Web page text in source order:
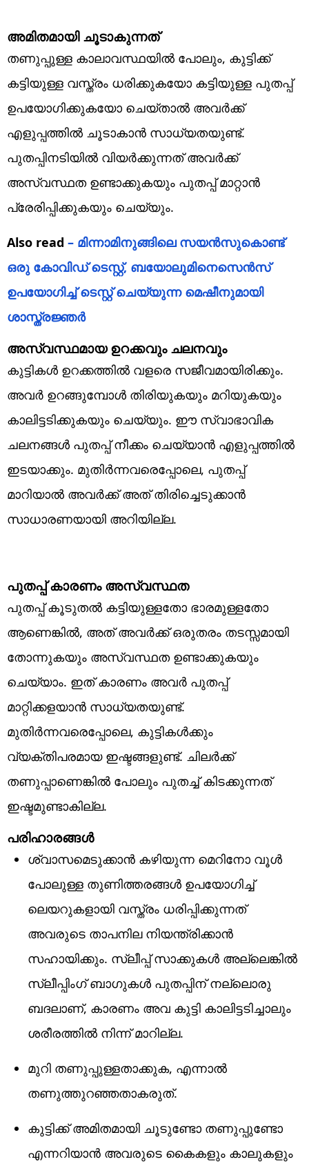
അമിതമായി ചൂടാകുന്നത്
തണുപ്പുള്ള കാലാവസ്ഥയിൽ പോലും, കുട്ടിക്ക്
കട്ടിയുള്ള വസ്ത്രം ധരിക്കുകയോ കട്ടിയുള്ള പുതപ്പ്
ഉപയോഗിക്കുകയോ ചെയ്താൽ അവർക്ക്
എളുപ്പത്തിൽ ചൂടാകാൻ സാധ്യതയുണ്ട്.
പുതപ്പിനടിയിൽ വിയർക്കുന്നത് അവർക്ക്
അസ്വസ്ഥത ഉണ്ടാക്കുകയും പുതപ്പ് മാറ്റാൻ
പ്രേരിപ്പിക്കുകയും ചെയ്യും.
Also read – മിന്നാമിനുങ്ങിലെ സയൻസുകൊണ്ട്
ഒരു കോവിഡ് ടെസ്റ്റ്, ബയോലുമിനെസെൻസ്
ഉപയോഗിച്ച് ടെസ്റ്റ് ചെയ്യുന്ന മെഷീനുമായി
ശാസ്ത്രജ്ഞർ
അസ്വസ്ഥമായ ഉറക്കവും ചലനവും
കുട്ടികൾ ഉറക്കത്തിൽ വളരെ സജീവമായിരിക്കും.
അവർ ഉറങ്ങുമ്പോൾ തിരിയുകയും മറിയുകയും
കാലിട്ടടിക്കുകയും ചെയ്യും. ഈ സ്വാഭാവിക
ചലനങ്ങൾ പുതപ്പ് നീക്കം ചെയ്യാൻ എളുപ്പത്തിൽ
ഇടയാക്കും. മുതിർന്നവരെപ്പോലെ, പുതപ്പ്
മാറിയാൽ അവർക്ക് അത് തിരിച്ചെടുക്കാൻ
സാധാരണയായി അറിയില്ല.
പുതപ്പ് കാരണം അസ്വസ്ഥത
പുതപ്പ് കൂടുതൽ കട്ടിയുള്ളതോ ഭാരമുള്ളതോ
ആണെങ്കിൽ, അത് അവർക്ക് ഒരുതരം തടസ്സമായി
തോന്നുകയും അസ്വസ്ഥത ഉണ്ടാക്കുകയും
ചെയ്യാം. ഇത് കാരണം അവർ പുതപ്പ്
മാറ്റിക്കളയാൻ സാധ്യതയുണ്ട്.
മുതിർന്നവരെപ്പോലെ, കുട്ടികൾക്കും
വ്യക്തിപരമായ ഇഷ്ടങ്ങളുണ്ട്. ചിലർക്ക്
തണുപ്പാണെങ്കിൽ പോലും പുതച്ച് കിടക്കുന്നത്
ഇഷ്ടമുണ്ടാകില്ല.
പരിഹാരങ്ങൾ
ശ്വാസമെടുക്കാൻ കഴിയുന്ന മെറിനോ വൂൾ
പോലുള്ള തുണിത്തരങ്ങൾ ഉപയോഗിച്ച്
ലെയറുകളായി വസ്ത്രം ധരിപ്പിക്കുന്നത്
അവരുടെ താപനില നിയന്ത്രിക്കാൻ
സഹായിക്കും. സ്ലീപ്പ് സാക്കുകൾ അല്ലെങ്കിൽ
സ്ലീപ്പിംഗ് ബാഗുകൾ പുതപ്പിന് നല്ലൊരു
ബദലാണ്, കാരണം അവ കുട്ടി കാലിട്ടടിച്ചാലും
ശരീരത്തിൽ നിന്ന് മാറില്ല.
മുറി തണുപ്പുള്ളതാക്കുക, എന്നാൽ
തണുത്തുറഞ്ഞതാകരുത്.
കുട്ടിക്ക് അമിതമായി ചൂടുണ്ടോ തണുപ്പുണ്ടോ
എന്നറിയാൻ അവരുടെ കൈകളും കാലുകളും